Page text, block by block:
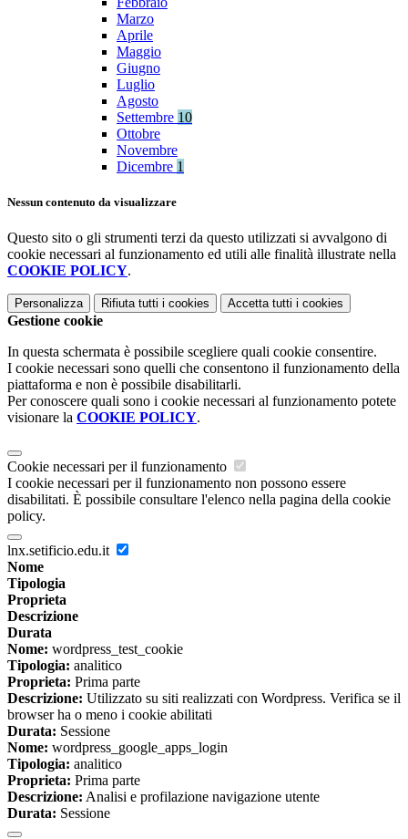
Marzo
Aprile
Maggio
Giugno
Luglio
Agosto
Settembre 10
Ottobre
Novembre
Dicembre 1
Nessun contenuto da visualizzare
Questo sito o gli strumenti terzi da questo utilizzati si avvalgono di
cookie necessari al funzionamento ed utili alle finalità illustrate nella
COOKIE POLICY.
Personalizza Rifiuta tutti i cookies Accetta tutti i cookies
Gestione cookie
In questa schermata è possibile scegliere quali cookie consentire.
I cookie necessari sono quelli che consentono il funzionamento della
piattaforma e non è possibile disabilitarli.
Per conoscere quali sono i cookie necessari al funzionamento potete
visionare la COOKIE POLICY.
Cookie necessari per il funzionamento
I cookie necessari per il funzionamento non possono essere
disabilitati. È possibile consultare l'elenco nella pagina della cookie
policy.
lnx.setificio.edu.it
Nome
Tipologia
Proprieta
Descrizione
Durata
Nome: wordpress_test_cookie
Tipologia: analitico
Proprieta: Prima parte
Descrizione: Utilizzato su siti realizzati con Wordpress. Verifica se il
browser ha o meno i cookie abilitati
Durata: Sessione
Nome: wordpress_google_apps_login
Tipologia: analitico
Proprieta: Prima parte
Descrizione: Analisi e profilazione navigazione utente
Durata: Sessione